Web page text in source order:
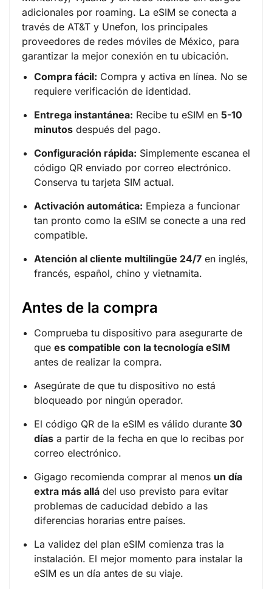
adicionales por roaming. La eSIM se conecta a
través de AT&T y Unefon, los principales
proveedores de redes móviles de México, para
garantizar la mejor conexión en tu ubicación.
Compra fácil: Compra y activa en línea. No se
requiere verificación de identidad.
Entrega instantánea: Recibe tu eSIM en 5-10
minutos después del pago.
Configuración rápida: Simplemente escanea el
código QR enviado por correo electrónico.
Conserva tu tarjeta SIM actual.
Activación automática: Empieza a funcionar
tan pronto como la eSIM se conecte a una red
compatible.
Atención al cliente multilingüe 24/7 en inglés,
francés, español, chino y vietnamita.
Antes de la compra
Comprueba tu dispositivo para asegurarte de
que es compatible con la tecnología eSIM
antes de realizar la compra.
Asegúrate de que tu dispositivo no está
bloqueado por ningún operador.
El código QR de la eSIM es válido durante 30
días a partir de la fecha en que lo recibas por
correo electrónico.
Gigago recomienda comprar al menos un día
extra más allá del uso previsto para evitar
problemas de caducidad debido a las
diferencias horarias entre países.
La validez del plan eSIM comienza tras la
instalación. El mejor momento para instalar la
eSIM es un día antes de su viaje.